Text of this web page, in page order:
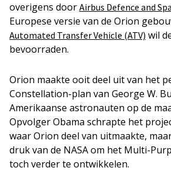
overigens door Airbus Defence and
Europese versie van de Orion
Automated Transfer Vehicle (ATV) wil
bevoorraden.
Orion maakte ooit deel uit van het
Constellation-plan van George W.
Amerikaanse astronauten op de
Opvolger Obama schrapte het
waar Orion deel van uitmaakte,
druk van de NASA om het Multi-
toch verder te ontwikkelen.